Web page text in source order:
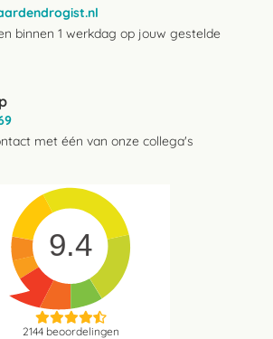
binnen 1 werkdag op jouw gestelde
met één van onze collega's
9.4
2144beoordelingen